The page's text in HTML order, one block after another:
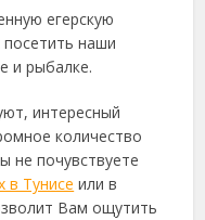
егерскую
наши
и рыбалке.
интересный
количество
не почувствуете
в Тунисе или в
Вам ощутить